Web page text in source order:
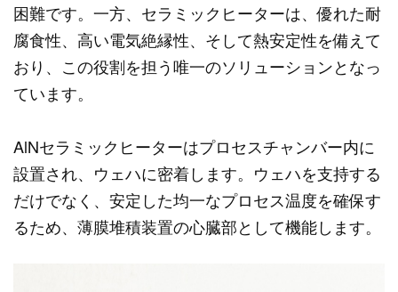
困難です。一方、セラミックヒーターは、優れた耐
腐食性、高い電気絶縁性、そして熱安定性を備えて
おり、この役割を担う唯一のソリューションとなっ
ています。
AlNセラミックヒーターはプロセスチャンバー内に
設置され、ウェハに密着します。ウェハを支持する
だけでなく、安定した均一なプロセス温度を確保す
るため、薄膜堆積装置の心臓部として機能します。